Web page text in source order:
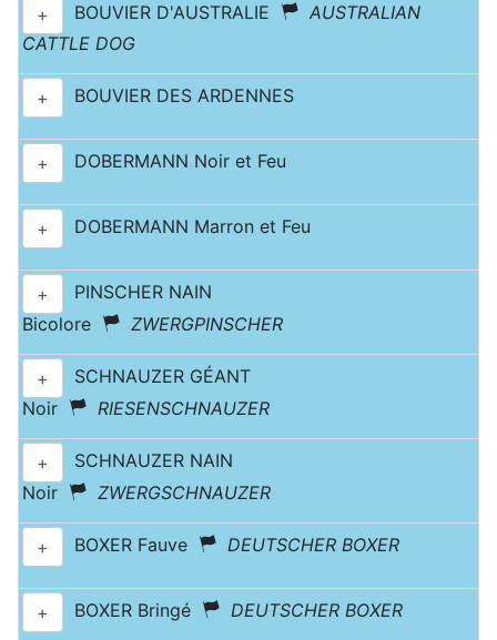
+ BOUVIER D'AUSTRALIE
AUSTRALIAN
CATTLE DOG
+ BOUVIER DES ARDENNES
+ DOBERMANN Noir et Feu
+ DOBERMANN Marron et Feu
+
PINSCHER NAIN
Bicolore
ZWERGPINSCHER
+
SCHNAUZER GÉANT
Noir
RIESENSCHNAUZER
+
SCHNAUZER NAIN
Noir
ZWERGSCHNAUZER
+ BOXER Fauve DEUTSCHER BOXER
+ BOXER Bringé DEUTSCHER BOXER